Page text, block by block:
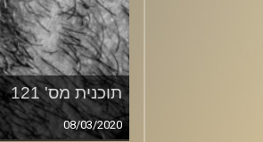
תוכנית מס' 121
08/03/2020